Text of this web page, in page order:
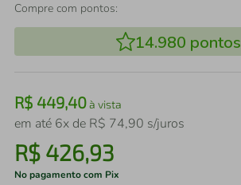
Compre com pontos:
14.980 pontos
R$ 449,40à vista
em até 6x de R$ 74,90 s/juros
R$ 426,93
No pagamento com Pix